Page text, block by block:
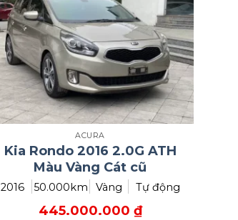
ACURA
Kia Rondo 2016 2.0G ATH
Màu Vàng Cát cũ
2016 50.000km Vàng Tự động
445.000.000 ₫